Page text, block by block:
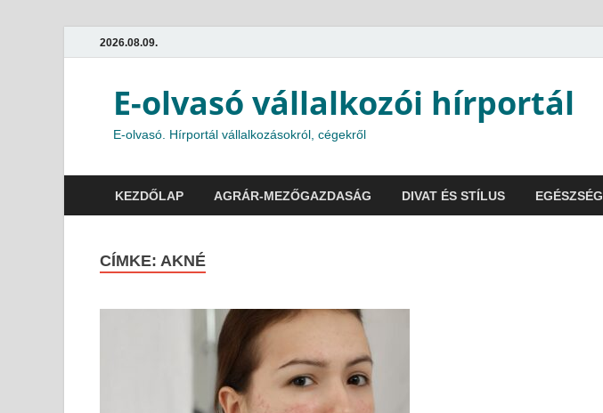
2026.08.09.
E-olvasó vállalkozói hírportál
E-olvasó. Hírportál vállalkozásokról, cégekről
KEZDŐLAP AGRÁR-MEZŐGAZDASÁG DIVAT ÉS STÍLUS EGÉSZSÉG
CÍMKE: AKNÉ